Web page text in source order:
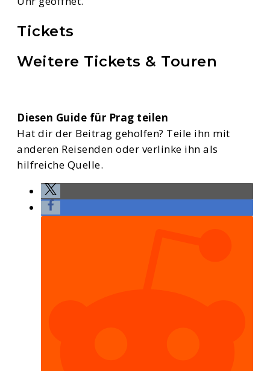
Tickets
Weitere Tickets & Touren
Diesen Guide für Prag teilen
Hat dir der Beitrag geholfen? Teile ihn mit
anderen Reisenden oder verlinke ihn als
hilfreiche Quelle.